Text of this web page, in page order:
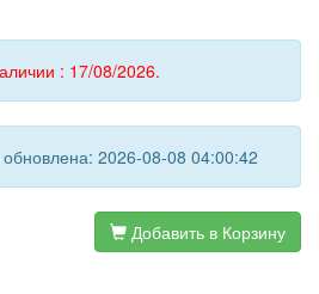
: 17/08/2026.
2026-08-08 04:00:42
Добавить в Корзину